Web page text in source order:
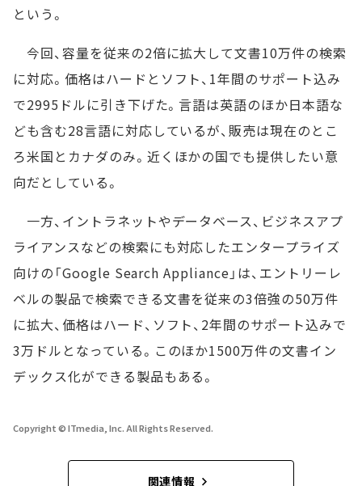
という。
今回、容量を従来の2倍に拡大して文書10万件の検索
に対応。価格はハードとソフト、1年間のサポート込み
で2995ドルに引き下げた。言語は英語のほか日本語な
ども含む28言語に対応しているが、販売は現在のとこ
ろ米国とカナダのみ。近くほかの国でも提供したい意
向だとしている。
一方、イントラネットやデータベース、ビジネスアプ
ライアンスなどの検索にも対応したエンタープライズ
向けの「Google Search Appliance」は、エントリーレ
ベルの製品で検索できる文書を従来の3倍強の50万件
に拡大、価格はハード、ソフト、2年間のサポート込みで
3万ドルとなっている。このほか1500万件の文書イン
デックス化ができる製品もある。
Copyright © ITmedia, Inc. All Rights Reserved.
関連情報